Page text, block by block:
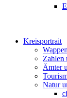
Kreisportrait
Zahlen
Ämter
Natur